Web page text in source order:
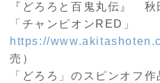
『どろろと百鬼丸伝』 秋
「チャンピオンRED」
https://
売）
「どろろ」のスピンオフ